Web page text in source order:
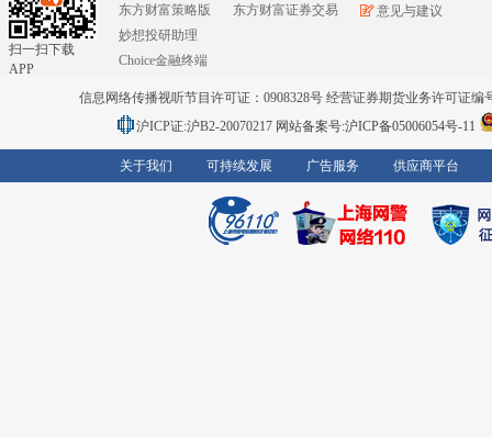
扫一扫下载
APP
东方财富策略版
妙想投研助理
Choice金融终端
东方财富证券交易
意见与建议
信息网络传播视听节目许可证：0908328号 经营证券期货业务许可证编
沪ICP证:沪B2-20070217 网站备案号:沪ICP备05006054号-11
关于我们 可持续发展 广告服务 供应商平台